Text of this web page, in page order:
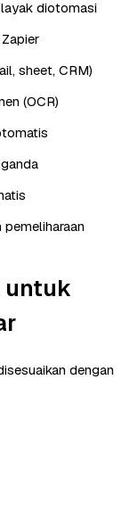
diotomasi
sheet, CRM)
(OCR)
untuk
dengan